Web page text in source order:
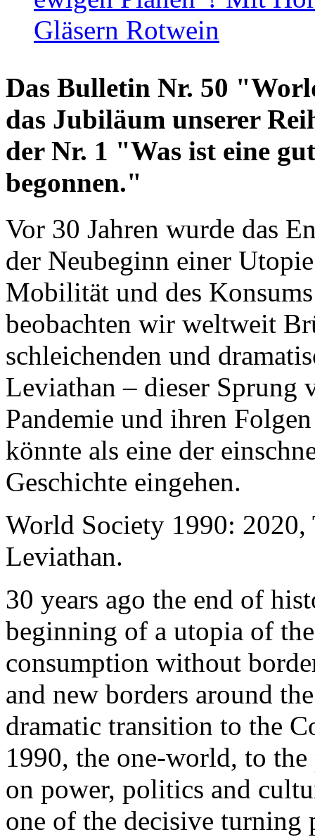
Gläsern Rotwein
Das Bulletin Nr. 50
das Jubiläum unserer
der Nr. 1 "Was ist eine
begonnen."
Vor 30 Jahren wurde das
der Neubeginn einer
Mobilität und des
beobachten wir weltweit
schleichenden und
Leviathan – dieser Sprung
Pandemie und ihren
könnte als eine der
Geschichte eingehen.
World Society 1990: 2020,
Leviathan.
30 years ago the end of
beginning of a utopia of
consumption without
and new borders around
dramatic transition to the
1990, the one-world, to the
on power, politics and
one of the decisive turning